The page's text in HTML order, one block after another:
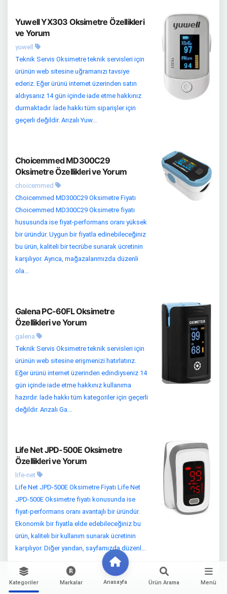
Kategoriler Markalar Anasayfa Ürün Arama Menü
Yuwell YX303 Oksimetre Özellikleri
ve Yorum
yuwell
Teknik Servis Oksimetre teknik servisleri için
ürünün web sitesine uğramanızı tavsiye
ederiz. Eğer ürünü internet üzerinden satın
aldıysanız 14 gün içinde iade etme hakkınız
durmaktadır. İade hakkı tüm siparişler için
geçerli değildir. Arızalı Yuw...
Choicemmed MD300C29
Oksimetre Özellikleri ve Yorum
choicemmed
Choicemmed MD300C29 Oksimetre Fiyatı
Choicemmed MD300C29 Oksimetre fiyatı
hususunda ise fiyat-performans oranı yüksek
bir üründür. Uygun bir fiyatla edinebileceğiniz
bu ürün, kaliteli bir tecrübe sunarak ücretinin
karşılıyor. Ayrıca, mağazalarımızda düzenli
ola...
Galena PC-60FL Oksimetre
Özellikleri ve Yorum
galena
Teknik Servis Oksimetre teknik servisleri için
ürünün web sitesine erişmenizi hatırlatırız.
Eğer ürünü internet üzerinden edindiyseniz 14
gün içinde iade etme hakkınız kullanıma
hazırdır. İade hakkı tüm kategoriler için geçerli
değildir. Arızalı Ga...
Life Net JPD-500E Oksimetre
Özellikleri ve Yorum
life-net
Life Net JPD-500E Oksimetre Fiyatı Life Net
JPD-500E Oksimetre fiyatı konusunda ise
fiyat-performans oranı avantajlı bir üründür.
Ekonomik bir fiyatla elde edebileceğiniz bu
ürün, kaliteli bir kullanım sunarak ücretinin
karşılıyor. Diğer yandan, sayfamızda düzenl...